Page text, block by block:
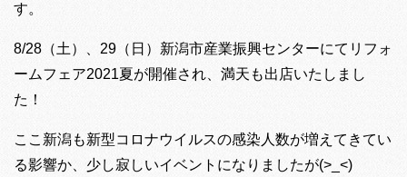
す。
8/28（土）、29（日）新潟市産業振興センターにてリフォ
ームフェア2021夏が開催され、満天も出店いたしまし
た！
ここ新潟も新型コロナウイルスの感染人数が増えてきてい
る影響か、少し寂しいイベントになりましたが(>_<)